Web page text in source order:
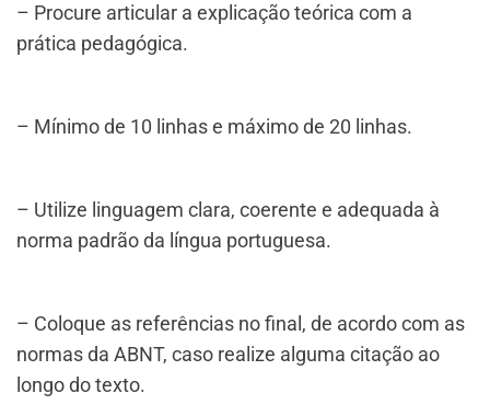
– Procure articular a explicação teórica com a
prática pedagógica.
– Mínimo de 10 linhas e máximo de 20 linhas.
– Utilize linguagem clara, coerente e adequada à
norma padrão da língua portuguesa.
– Coloque as referências no final, de acordo com as
normas da ABNT, caso realize alguma citação ao
longo do texto.